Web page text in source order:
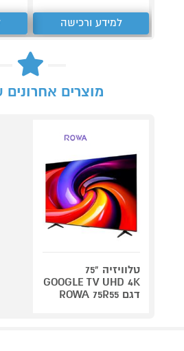
למידע ורכישה
מוצרים אחרונים
טלוויזיה "75
GOOGLE TV UHD 4K
דגם ROWA 75R55